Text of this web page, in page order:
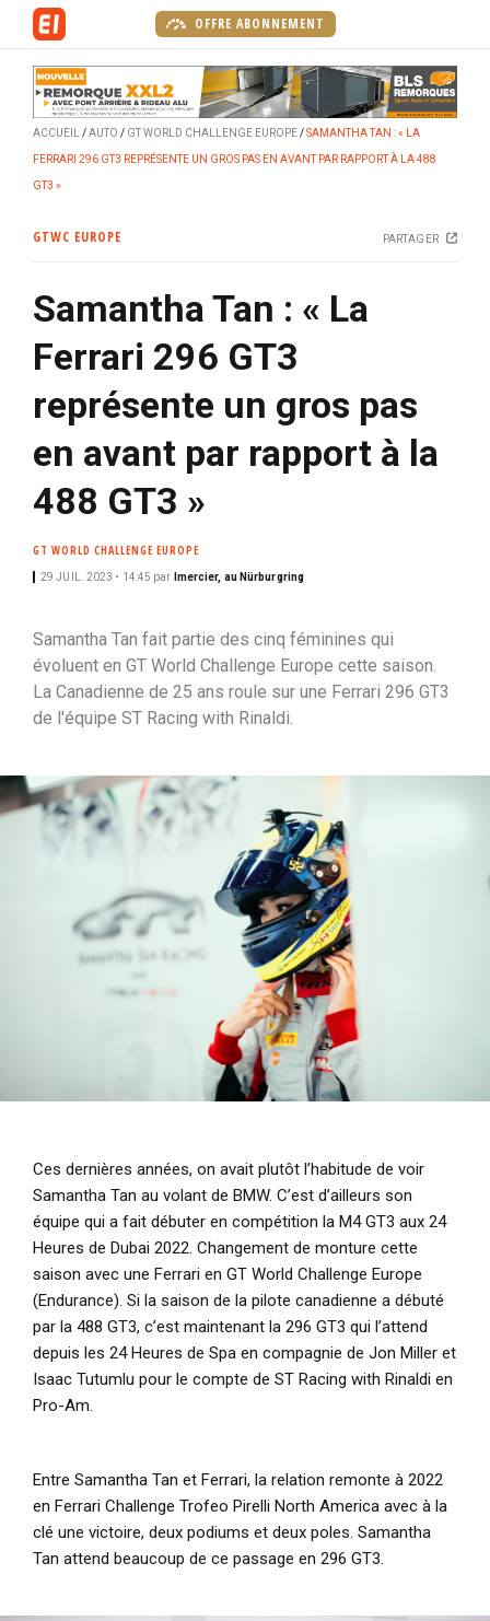
OFFRE ABONNEMENT
ACCUEIL AUTO GT WORLD CHALLENGE EUROPE SAMANTHA TAN : « LA
FERRARI 296 GT3 REPRÉSENTE UN GROS PAS EN AVANT PAR RAPPORT À LA 488
GT3 »
GTWC EUROPE PARTAGER
Samantha Tan : « La
Ferrari 296 GT3
représente un gros pas
en avant par rapport à la
488 GT3 »
GT WORLD CHALLENGE EUROPE
29 JUIL. 2023 • 14:45 par lmercier, au Nürburgring
Samantha Tan fait partie des cinq féminines qui
évoluent en GT World Challenge Europe cette saison.
La Canadienne de 25 ans roule sur une Ferrari 296 GT3
de l'équipe ST Racing with Rinaldi.
Ces dernières années, on avait plutôt l’habitude de voir
Samantha Tan au volant de BMW. C’est d’ailleurs son
équipe qui a fait débuter en compétition la M4 GT3 aux 24
Heures de Dubai 2022. Changement de monture cette
saison avec une Ferrari en GT World Challenge Europe
(Endurance). Si la saison de la pilote canadienne a débuté
par la 488 GT3, c’est maintenant la 296 GT3 qui l’attend
depuis les 24 Heures de Spa en compagnie de Jon Miller et
Isaac Tutumlu pour le compte de ST Racing with Rinaldi en
Pro-Am.
Entre Samantha Tan et Ferrari, la relation remonte à 2022
en Ferrari Challenge Trofeo Pirelli North America avec à la
clé une victoire, deux podiums et deux poles. Samantha
Tan attend beaucoup de ce passage en 296 GT3.